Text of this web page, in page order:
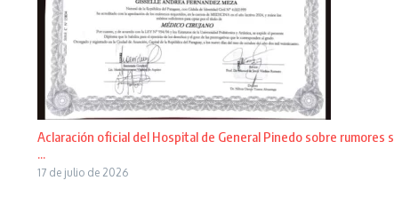
Aclaración oficial del Hospital de General Pinedo sobre rumores s
...
17 de julio de 2026